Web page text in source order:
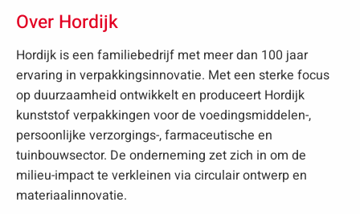
Over Hordijk
Hordijk is een familiebedrijf met meer dan 100 jaar
ervaring in verpakkingsinnovatie. Met een sterke focus
op duurzaamheid ontwikkelt en produceert Hordijk
kunststof verpakkingen voor de voedingsmiddelen-,
persoonlijke verzorgings-, farmaceutische en
tuinbouwsector. De onderneming zet zich in om de
milieu-impact te verkleinen via circulair ontwerp en
materiaalinnovatie.